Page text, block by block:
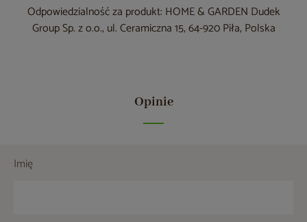
Odpowiedzialność za produkt: HOME & GARDEN Dudek
Group Sp. z o.o., ul. Ceramiczna 15, 64-920 Piła, Polska
Opinie
Imię